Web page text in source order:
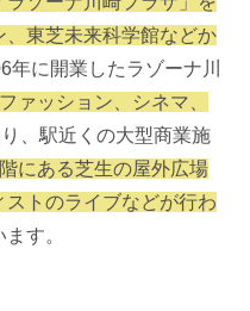
東芝未来科学館などか
年に開業したラゾーナ川
ァッション、シネマ、
、駅近くの大型商業施
にある芝生の屋外広場
トのライブなどが行わ
す。